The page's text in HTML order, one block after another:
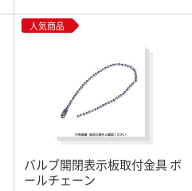
人気商品
バルブ開閉表示板取付金具 ボ
ールチェーン